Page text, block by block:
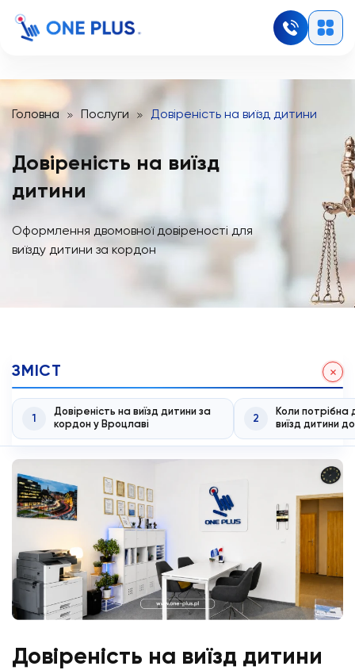
Головна Послуги Довіреність на виїзд дитини
Довіреність на виїзд
дитини
Оформлення двомовної довіреності для
виїзду дитини за кордон
Довіреність на виїзд дитини
ЗМІСТ
1
Довіреність на виїзд дитини за
кордон у Вроцлаві
2
Коли потрібна
виїзд дитини